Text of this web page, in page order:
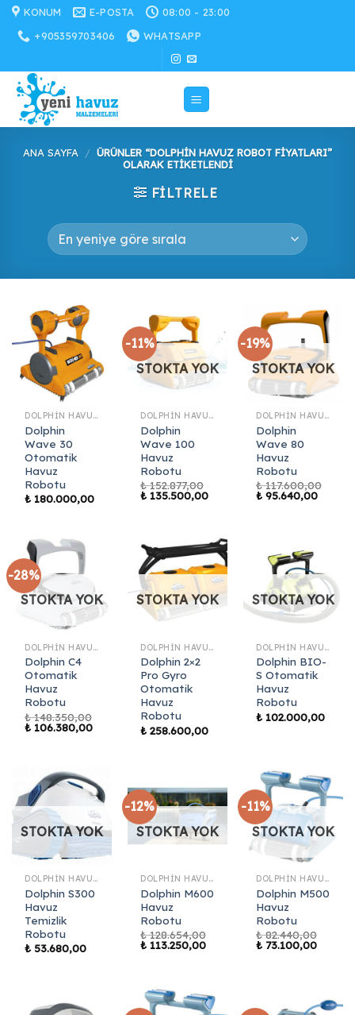
İçeriğe
atla
KONUM E-POSTA
08:00 - 23:00
+905359703406
WHATSAPP
ANA SAYFA / ÜRÜNLER “DOLPHIN HAVUZ ROBOT FIYATLARI”
OLARAK ETIKETLENDI
FILTRELE
DOLPHIN HAVUZ ROBOTLARI
Dolphin
Wave 30
Otomatik
Havuz
Robotu
₺ 180.000,00
-11%
STOKTA YOK
DOLPHIN HAVUZ ROBOTLARI
Dolphin
Wave 100
Havuz
Robotu
₺152.877,00
Orijinal
fiyat:
₺ 135.500,00Şu
-19%
STOKTA YOK
DOLPHIN HAVUZ ROBOTLARI
Dolphin
Wave 80
Havuz
Robotu
₺117.600,00
Orijinal
fiyat:
₺ 95.640,00Şu
-28%
STOKTA YOK
DOLPHIN HAVUZ ROBOTLARI
Dolphin C4
Otomatik
Havuz
Robotu
₺148.350,00
Orijinal
fiyat:
₺ 106.380,00Şu
STOKTA YOK
DOLPHIN HAVUZ ROBOTLARI
Dolphin 2×2
Pro Gyro
Otomatik
Havuz
Robotu
₺ 258.600,00
STOKTA YOK
DOLPHIN HAVUZ ROBOTLARI
Dolphin BIO-
S Otomatik
Havuz
Robotu
₺ 102.000,00
STOKTA YOK
DOLPHIN HAVUZ ROBOTLARI
Dolphin S300
Havuz
Temizlik
Robotu
₺ 53.680,00
-12%
STOKTA YOK
DOLPHIN HAVUZ ROBOTLARI
Dolphin M600
Havuz
Robotu
₺128.654,00
Orijinal
fiyat:
₺ 113.250,00Şu
-11%
STOKTA YOK
DOLPHIN HAVUZ ROBOTLARI
Dolphin M500
Havuz
Robotu
₺82.440,00
Orijinal
fiyat:
₺ 73.100,00Şu